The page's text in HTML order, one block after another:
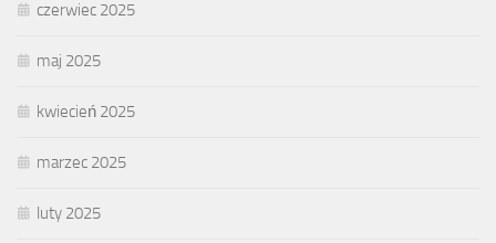
czerwiec 2025
maj 2025
kwiecień 2025
marzec 2025
luty 2025